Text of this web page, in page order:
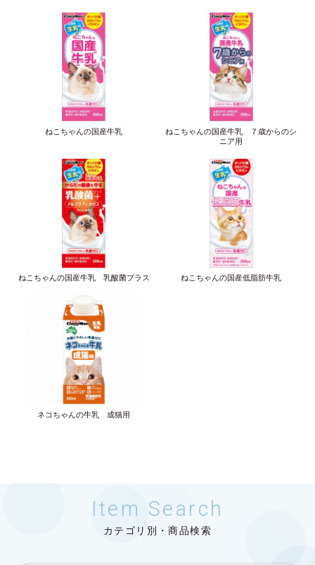
ねこちゃんの国産牛乳
ねこちゃんの国産牛乳 ７歳からのシ
ニア用
ねこちゃんの国産牛乳 乳酸菌プラス ねこちゃんの国産低脂肪牛乳
ネコちゃんの牛乳 成猫用
Item Search
カテゴリ別・商品検索